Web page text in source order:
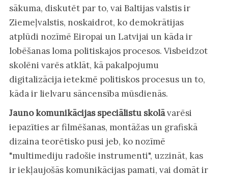
sākuma, diskutēt par to, vai Baltijas valstis ir
Ziemeļvalstis, noskaidrot, ko demokrātijas
atplūdi nozīmē Eiropai un Latvijai un kāda ir
lobēšanas loma politiskajos procesos. Visbeidzot
skolēni varēs atklāt, kā pakalpojumu
digitalizācija ietekmē politiskos procesus un to,
kāda ir lielvaru sāncensība mūsdienās.
Jauno komunikācijas speciālistu skolāvarēsi
iepazīties ar filmēšanas, montāžas un grafiskā
dizaina teorētisko pusi jeb, ko nozīmē
"multimediju radošie instrumenti", uzzināt, kas
ir iekļaujošās komunikācijas pamati, vai domāt ir